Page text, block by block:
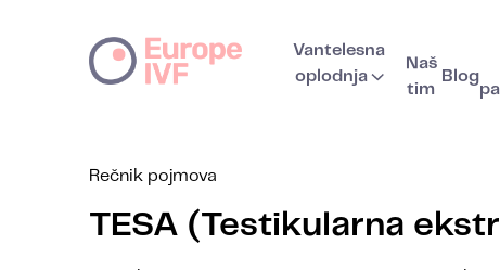
Vantelesna
oplodnja
Naš
tim
Blog
Rečnik pojmova
TESA (Testikularna